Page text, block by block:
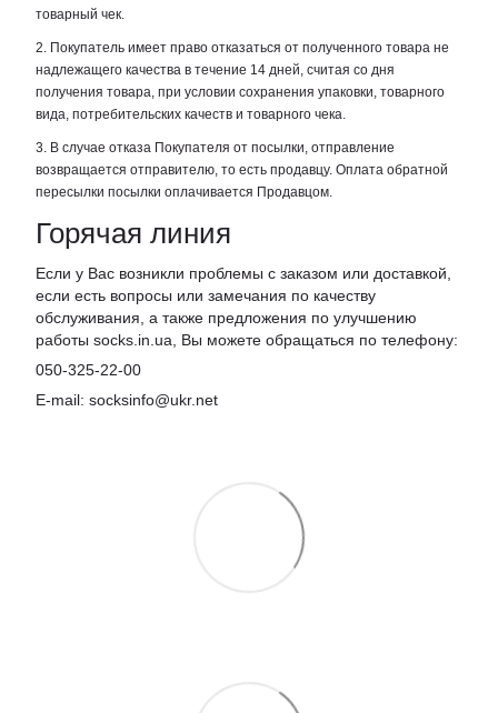
товарный чек.
2. Покупатель имеет право отказаться от полученного товара не
надлежащего качества в течение 14 дней, считая со дня
получения товара, при условии сохранения упаковки, товарного
вида, потребительских качеств и товарного чека.
3. В случае отказа Покупателя от посылки, отправление
возвращается отправителю, то есть продавцу. Оплата обратной
пересылки посылки оплачивается Продавцом.
Горячая линия
Если у Вас возникли проблемы с заказом или доставкой,
если есть вопросы или замечания по качеству
обслуживания, а также предложения по улучшению
работы socks.in.ua, Вы можете обращаться по телефону:
050-325-22-00
E-mail: socksinfo@ukr.net